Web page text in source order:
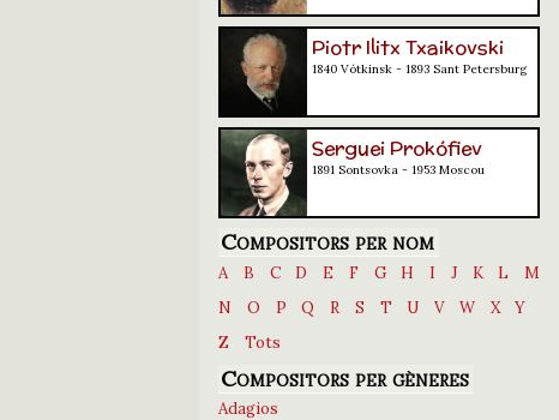
Piotr Ilitx Txaikovski
1840 Vótkinsk - 1893 Sant Petersburg
Serguei Prokófiev
1891 Sontsovka - 1953 Moscou
Compositors per nom
A B C D E F G H I J K L
M
N
O P Q R S T U V W X
Y
Z
Tots
Compositors per gèneres
Adagios